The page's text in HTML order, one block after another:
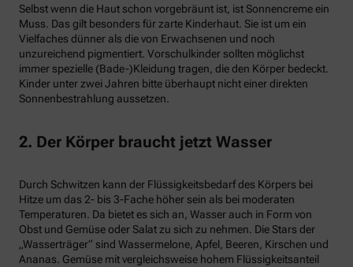
Selbst wenn die Haut schon vorgebräunt ist, ist Sonnencreme ein
Muss. Das gilt besonders für zarte Kinderhaut. Sie ist um ein
Vielfaches dünner als die von Erwachsenen und noch
unzureichend pigmentiert. Vorschulkinder sollten möglichst
immer spezielle (Bade-)Kleidung tragen, die den Körper bedeckt.
Kinder unter zwei Jahren bitte überhaupt nicht einer direkten
Sonnenbestrahlung aussetzen.
2. Der Körper braucht jetzt Wasser
Durch Schwitzen kann der Flüssigkeitsbedarf des Körpers bei
Hitze um das 2- bis 3-Fache höher sein als bei moderaten
Temperaturen. Da bietet es sich an, Wasser auch in Form von
Obst und Gemüse oder Salat zu sich zu nehmen. Die Stars der
„Wasserträger“ sind Wassermelone, Apfel, Beeren, Kirschen und
Ananas. Gemüse mit vergleichsweise hohem Flüssigkeitsanteil